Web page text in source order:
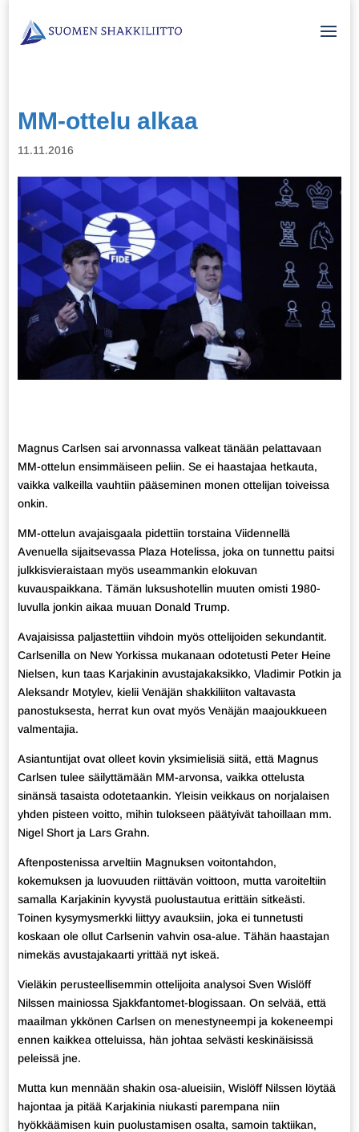
MM-ottelu alkaa
11.11.2016
Magnus Carlsen sai arvonnassa valkeat tänään pelattavaan
MM-ottelun ensimmäiseen peliin. Se ei haastajaa hetkauta,
vaikka valkeilla vauhtiin pääseminen monen ottelijan toiveissa
onkin.
MM-ottelun avajaisgaala pidettiin torstaina Viidennellä
Avenuella sijaitsevassa Plaza Hotelissa, joka on tunnettu paitsi
julkkisvieraistaan myös useammankin elokuvan
kuvauspaikkana. Tämän luksushotellin muuten omisti 1980-
luvulla jonkin aikaa muuan Donald Trump.
Avajaisissa paljastettiin vihdoin myös ottelijoiden sekundantit.
Carlsenilla on New Yorkissa mukanaan odotetusti Peter Heine
Nielsen, kun taas Karjakinin avustajakaksikko, Vladimir Potkin ja
Aleksandr Motylev, kielii Venäjän shakkiliiton valtavasta
panostuksesta, herrat kun ovat myös Venäjän maajoukkueen
valmentajia.
Asiantuntijat ovat olleet kovin yksimielisiä siitä, että Magnus
Carlsen tulee säilyttämään MM-arvonsa, vaikka ottelusta
sinänsä tasaista odotetaankin. Yleisin veikkaus on norjalaisen
yhden pisteen voitto, mihin tulokseen päätyivät tahoillaan mm.
Nigel Short ja Lars Grahn.
Aftenpostenissa arveltiin Magnuksen voitontahdon,
kokemuksen ja luovuuden riittävän voittoon, mutta varoiteltiin
samalla Karjakinin kyvystä puolustautua erittäin sitkeästi.
Toinen kysymysmerkki liittyy avauksiin, joka ei tunnetusti
koskaan ole ollut Carlsenin vahvin osa-alue. Tähän haastajan
nimekäs avustajakaarti yrittää nyt iskeä.
Vieläkin perusteellisemmin ottelijoita analysoi Sven Wislöff
Nilssen mainiossa Sjakkfantomet-blogissaan. On selvää, että
maailman ykkönen Carlsen on menestyneempi ja kokeneempi
ennen kaikkea otteluissa, hän johtaa selvästi keskinäisissä
peleissä jne.
Mutta kun mennään shakin osa-alueisiin, Wislöff Nilssen löytää
hajontaa ja pitää Karjakinia niukasti parempana niin
hyökkäämisen kuin puolustamisen osalta, samoin taktiikan,